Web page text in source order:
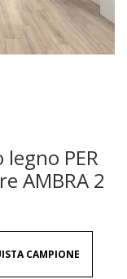
PER
AMBRA 2
CAMPIONE